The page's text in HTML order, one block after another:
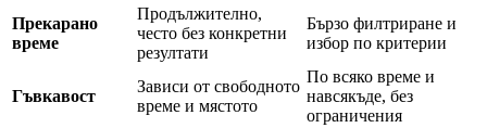
Прекарано
време
Продължително,
често без конкретни
резултати
Бързо филтриране и
избор по критерии
Гъвкавост
Зависи от свободното
време и мястото
По всяко време и
навсякъде, без
ограничения